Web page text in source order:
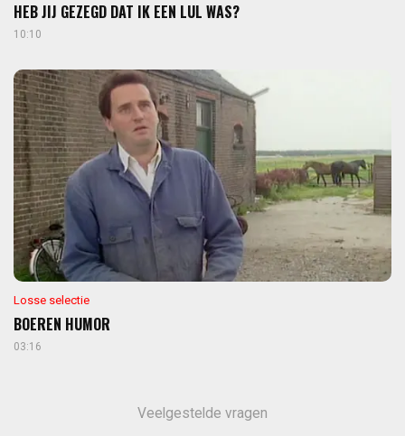
HEB JIJ GEZEGD DAT IK EEN LUL WAS?
10:10
Losse selectie
BOEREN HUMOR
03:16
Veelgestelde vragen